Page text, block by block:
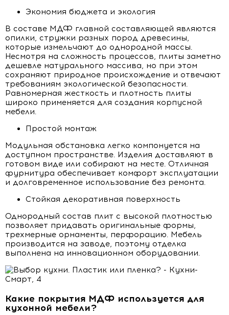
Экономия бюджета и экология
В составе МДФ главной составляющей являются
опилки, стружки разных пород древесины,
которые измельчают до однородной массы.
Несмотря на сложность процессов, плиты заметно
дешевле натурального массива, но при этом
сохраняют природное происхождение и отвечают
требованиям экологической безопасности.
Равномерная жесткость и плотность плиты
широко применяется для создания корпусной
мебели.
Простой монтаж
Модульная обстановка легко компонуется на
доступном пространстве. Изделия доставляют в
готовом виде или собирают на месте. Отличная
фурнитура обеспечивает комфорт эксплуатации
и долговременное использование без ремонта.
Стойкая декоративная поверхность
Однородный состав плит с высокой плотностью
позволяет придавать оригинальные формы,
трехмерные орнаменты, перфорацию. Мебель
производится на заводе, поэтому отделка
выполнена на инновационном оборудовании.
Какие покрытия МДФ используется для
кухонной мебели?